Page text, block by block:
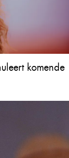
komende